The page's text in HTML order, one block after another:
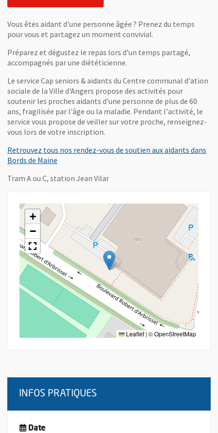
Vous êtes aidant d'une personne âgée ? Prenez du temps
pour vous et partagez un moment convivial.
Préparez et dégustez le repas lors d'un temps partagé,
accompagnés par une diététicienne.
Le service Cap seniors & aidants du Centre communal d'ation
sociale de la Ville d'Angers propose des activités pour
soutenir les proches aidants d'une personne de plus de 60
ans, fragilisée par l'âge ou la maladie. Pendant l'activité, le
service vous propose de veiller sur votre proche, renseignez-
vous lors de votre inscription.
Retrouvez tous nos rendez-vous de soutien aux aidants dans
Bords de Maine
Tram A ou C, station Jean Vilar
+
−
Leaflet | ©OpenStreetMap
INFOS PRATIQUES
Date